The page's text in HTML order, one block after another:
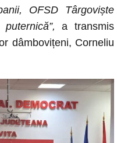
OFSD Târgoviște
a transmis
dâmbovițeni, Corneliu